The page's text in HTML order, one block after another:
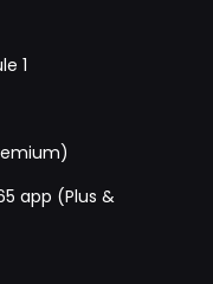
1
app (Plus &